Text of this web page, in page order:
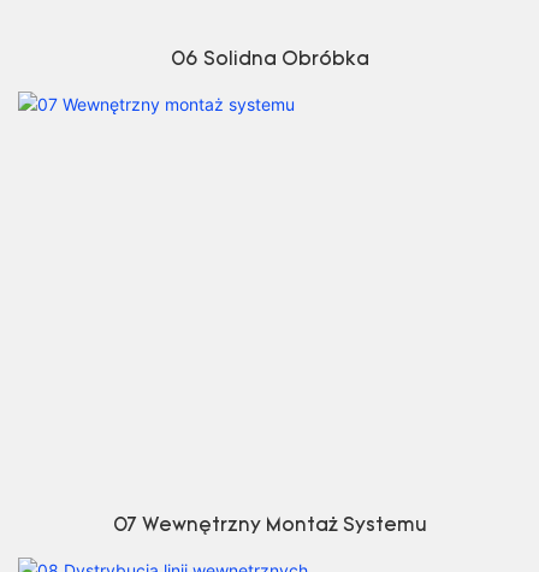
06 Solidna Obróbka
07 Wewnętrzny Montaż Systemu